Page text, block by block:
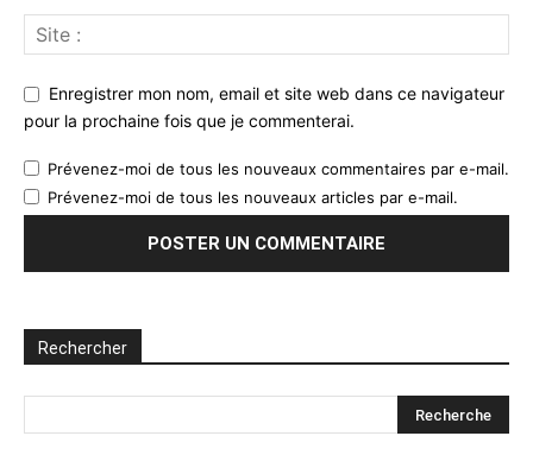
Enregistrer mon nom, email et site web dans ce navigateur
pour la prochaine fois que je commenterai.
Prévenez-moi de tous les nouveaux commentaires par e-mail.
Prévenez-moi de tous les nouveaux articles par e-mail.
Rechercher